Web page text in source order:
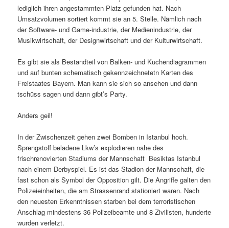
lediglich ihren angestammten Platz gefunden hat. Nach
Umsatzvolumen sortiert kommt sie an 5. Stelle. Nämlich nach
der Software- und Game-industrie, der Medienindustrie, der
Musikwirtschaft, der Designwirtschaft und der Kulturwirtschaft.
Es gibt sie als Bestandteil von Balken- und Kuchendiagrammen
und auf bunten schematisch gekennzeichnetetn Karten des
Freistaates Bayern. Man kann sie sich so ansehen und dann
tschüss sagen und dann gibt’s Party.
Anders geil!
In der Zwischenzeit gehen zwei Bomben in Istanbul hoch.
Sprengstoff beladene Lkw’s explodieren nahe des
frischrenovierten Stadiums der Mannschaft Besiktas Istanbul
nach einem Derbyspiel. Es ist das Stadion der Mannschaft, die
fast schon als Symbol der Opposition gilt. Die Angriffe galten den
Polizeieinheiten, die am Strassenrand stationiert waren. Nach
den neuesten Erkenntnissen starben bei dem terroristischen
Anschlag mindestens 36 Polizeibeamte und 8 Zivilisten, hunderte
wurden verletzt.